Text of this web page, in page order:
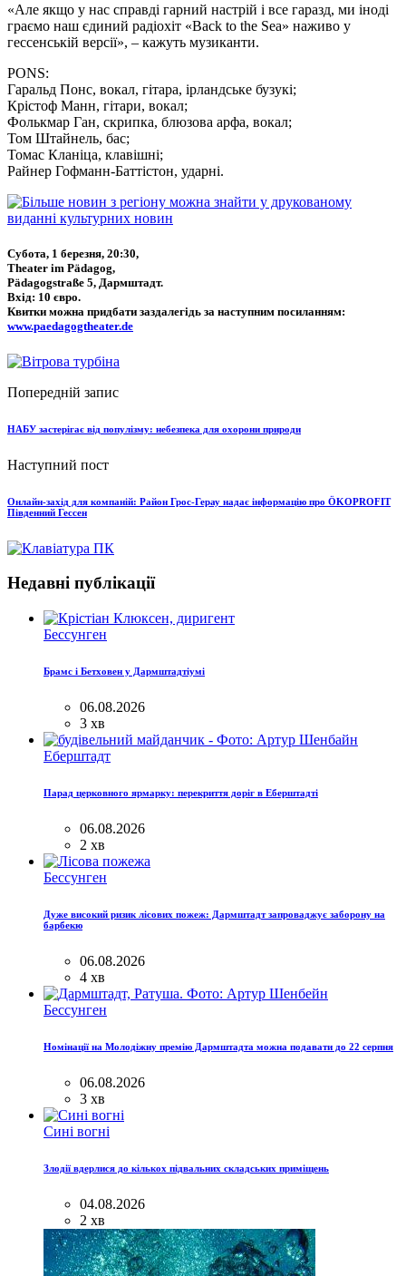
«Але якщо у нас справді гарний настрій і все гаразд, ми іноді
граємо наш єдиний радіохіт «Back to the Sea» наживо у
гессенській версії», – кажуть музиканти.
PONS:
Гаральд Понс, вокал, гітара, ірландське бузукі;
Крістоф Манн, гітари, вокал;
Фолькмар Ган, скрипка, блюзова арфа, вокал;
Том Штайнель, бас;
Томас Кланіца, клавішні;
Райнер Гофманн-Баттістон, ударні.
Субота, 1 березня, 20:30,
Theater im Pädagog,
Pädagogstraße 5, Дармштадт.
Вхід: 10 євро.
Квитки можна придбати заздалегідь за наступним посиланням:
www.paedagogtheater.de
Попередній запис
НАБУ застерігає від популізму: небезпека для охорони природи
Наступний пост
Онлайн-захід для компаній: Район Грос-Герау надає інформацію про ÖKOPROFIT
Південний Гессен
Недавні публікації
Бессунген
Брамс і Бетховен у Дармштадтіумі
06.08.2026
3 хв
Еберштадт
Парад церковного ярмарку: перекриття доріг в Еберштадті
06.08.2026
2 хв
Бессунген
Дуже високий ризик лісових пожеж: Дармштадт запроваджує заборону на
барбекю
06.08.2026
4 хв
Бессунген
Номінації на Молодіжну премію Дармштадта можна подавати до 22 серпня
06.08.2026
3 хв
Сині вогні
Злодії вдерлися до кількох підвальних складських приміщень
04.08.2026
2 хв